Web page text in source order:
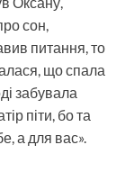
сон,
питання, то
що спала
забувала
піти, бо та
а для вас».